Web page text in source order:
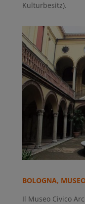
Kulturbesitz).
BOLOGNA,
Il Museo Civico